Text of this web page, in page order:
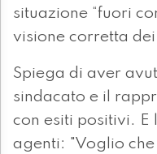
situazione “fuori
visione corretta
Spiega di aver
sindacato e il
con esiti positivi. E
agenti: "Voglio